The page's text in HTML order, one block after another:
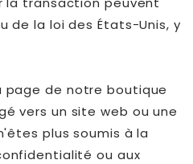
de la loi des États-Unis, y
page de notre boutique
vers un site web ou une
plus soumis à la
ou aux